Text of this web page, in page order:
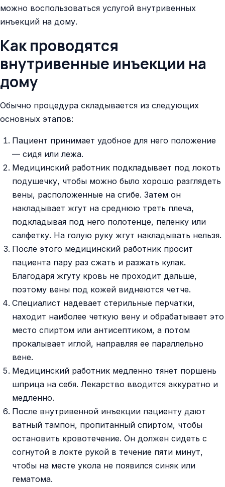
можно воспользоваться услугой внутривенных
инъекций на дому.
Как проводятся
внутривенные инъекции на
дому
Обычно процедура складывается из следующих
основных этапов:
Пациент принимает удобное для него положение
— сидя или лежа.
Медицинский работник подкладывает под локоть
подушечку, чтобы можно было хорошо разглядеть
вены, расположенные на сгибе. Затем он
накладывает жгут на среднюю треть плеча,
подкладывая под него полотенце, пеленку или
салфетку. На голую руку жгут накладывать нельзя.
После этого медицинский работник просит
пациента пару раз сжать и разжать кулак.
Благодаря жгуту кровь не проходит дальше,
поэтому вены под кожей виднеются четче.
Специалист надевает стерильные перчатки,
находит наиболее четкую вену и обрабатывает это
место спиртом или антисептиком, а потом
прокалывает иглой, направляя ее параллельно
вене.
Медицинский работник медленно тянет поршень
шприца на себя. Лекарство вводится аккуратно и
медленно.
После внутривенной инъекции пациенту дают
ватный тампон, пропитанный спиртом, чтобы
остановить кровотечение. Он должен сидеть с
согнутой в локте рукой в течение пяти минут,
чтобы на месте укола не появился синяк или
гематома.